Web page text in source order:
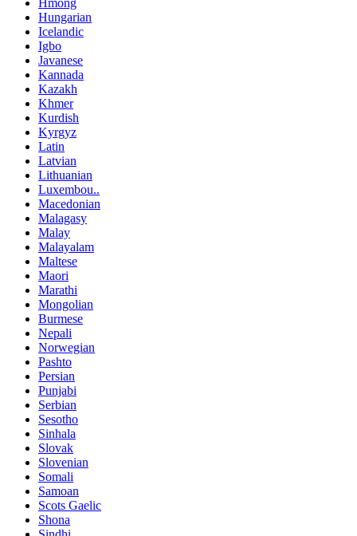
Hmong
Hungarian
Icelandic
Igbo
Javanese
Kannada
Kazakh
Khmer
Kurdish
Kyrgyz
Latin
Latvian
Lithuanian
Luxembou..
Macedonian
Malagasy
Malay
Malayalam
Maltese
Maori
Marathi
Mongolian
Burmese
Nepali
Norwegian
Pashto
Persian
Punjabi
Serbian
Sesotho
Sinhala
Slovak
Slovenian
Somali
Samoan
Scots Gaelic
Shona